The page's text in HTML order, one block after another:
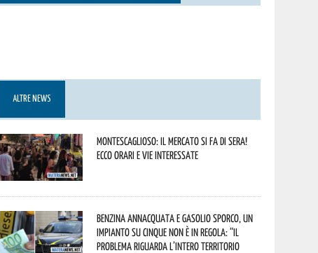
ALTRE NEWS
Montescaglioso: il mercato si fa di sera!
Ecco orari e vie interessate
Benzina annacquata e gasolio sporco, un
impianto su cinque non è in regola: “il
problema riguarda l’intero territorio